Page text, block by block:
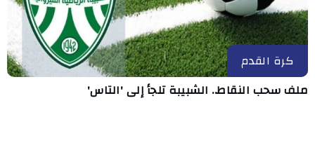
كرة القدم
ملف سحب النقاط.. الشبيبة تلجأ إلى 'التاس'